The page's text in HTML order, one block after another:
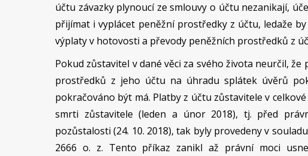
účtu závazky plynoucí ze smlouvy o účtu nezanikají,
přijímat i vyplácet peněžní prostředky z účtu, ledaže
výplaty v hotovosti a převody peněžních prostředků z
Pokud zůstavitel v dané věci za svého života neurčil,
prostředků z jeho účtu na úhradu splátek úvěrů
pokračováno být má. Platby z účtu zůstavitele v
smrti zůstavitele (leden a únor 2018), tj. před
pozůstalosti (24. 10. 2018), tak byly provedeny v
2666 o. z. Tento příkaz zanikl až právní moci